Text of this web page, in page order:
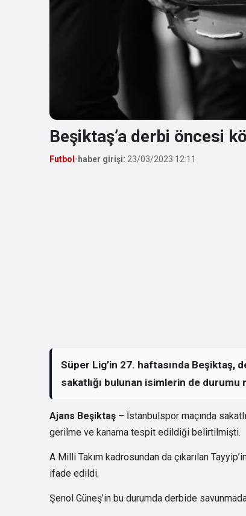
Beşiktaş’a derbi öncesi
Futbol • haber girişi: 23/03/2023 12:11
Süper Lig’in 27. haftasında Beşiktaş,
sakatlığı bulunan isimlerin de durumu
Ajans Beşiktaş – İstanbulspor maçında
gerilme ve kanama tespit edildiği belirtilmişti.
A Milli Takım kadrosundan da çıkarılan
ifade edildi.
Şenol Güneş’in bu durumda derbide